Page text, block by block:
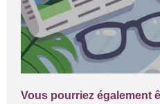
Vous pourriez également